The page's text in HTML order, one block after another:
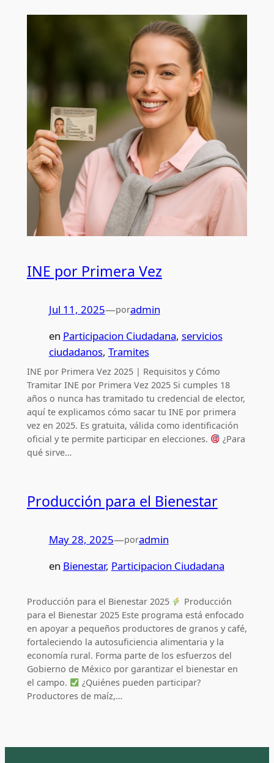
INE por Primera Vez
Jul 11, 2025—poradmin
en Participacion Ciudadana, servicios
ciudadanos, Tramites
INE por Primera Vez 2025 | Requisitos y Cómo
Tramitar INE por Primera Vez 2025 Si cumples 18
años o nunca has tramitado tu credencial de elector,
aquí te explicamos cómo sacar tu INE por primera
vez en 2025. Es gratuita, válida como identificación
oficial y te permite participar en elecciones.
¿Para
qué sirve…
Producción para el Bienestar
May 28, 2025—poradmin
en Bienestar, Participacion Ciudadana
Producción para el Bienestar 2025
Producción
para el Bienestar 2025 Este programa está enfocado
en apoyar a pequeños productores de granos y café,
fortaleciendo la autosuficiencia alimentaria y la
economía rural. Forma parte de los esfuerzos del
Gobierno de México por garantizar el bienestar en
el campo.
¿Quiénes pueden participar?
Productores de maíz,…